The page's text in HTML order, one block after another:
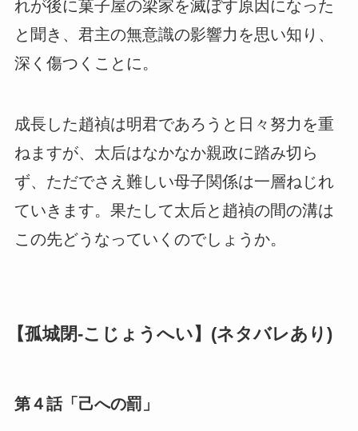
れが後に菓子屋の梁家を滅ぼす原因になった
と聞き、君主の無意識の影響力を思い知り、
深く傷つくことに。
成長した趙禎は明君であろうと日々努力を重
ねますが、太后はなかなか親政に踏み切ら
ず、ただでさえ難しい母子関係は一層ねじれ
ていきます。果たして太后と趙禎の間の溝は
この先どうなっていくのでしょうか。
【孤城閉-こじょうへい】(ネタバレあり)
第４話「己への罰」